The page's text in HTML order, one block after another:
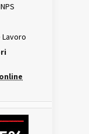
Lavoro